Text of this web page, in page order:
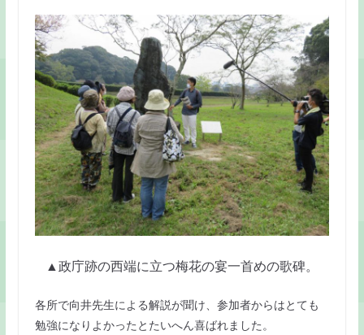
▲政庁跡の西端に立つ梅花の宴一首めの歌碑。
各所で向井先生による解説が聞け、参加者からはとても
勉強になりよかったとたいへん喜ばれました。